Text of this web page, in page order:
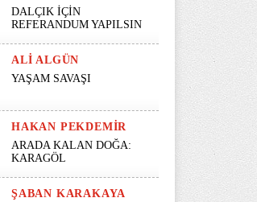
DALÇIK İÇİN
REFERANDUM YAPILSIN
ALI ALGÜN
YAŞAM SAVAŞI
HAKAN PEKDEMIR
ARADA KALAN DOĞA:
KARAGÖL
ŞABAN KARAKAYA